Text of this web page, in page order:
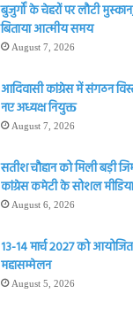
बुजुर्गों के चेहरों पर लौटी
बिताया आत्मीय समय
August 7, 2026
आदिवासी कांग्रेस में संगठन
नए अध्यक्ष नियुक्त
August 7, 2026
सतीश चौहान को मिली बड़ी
कांग्रेस कमेटी के सोशल मीडिया
August 6, 2026
13-14 मार्च 2027 को आयोजित
महासम्मेलन
August 5, 2026